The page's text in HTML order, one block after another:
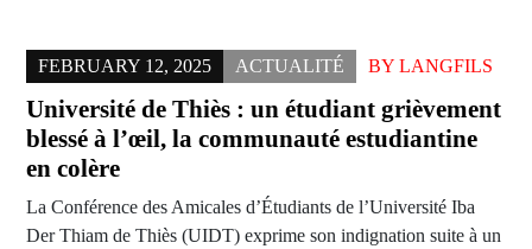
FEBRUARY 12, 2025 ACTUALITÉ BY LANGFILS
Université de Thiès : un étudiant grièvement
blessé à l’œil, la communauté estudiantine
en colère
La Conférence des Amicales d’Étudiants de l’Université Iba
Der Thiam de Thiès (UIDT) exprime son indignation suite à un